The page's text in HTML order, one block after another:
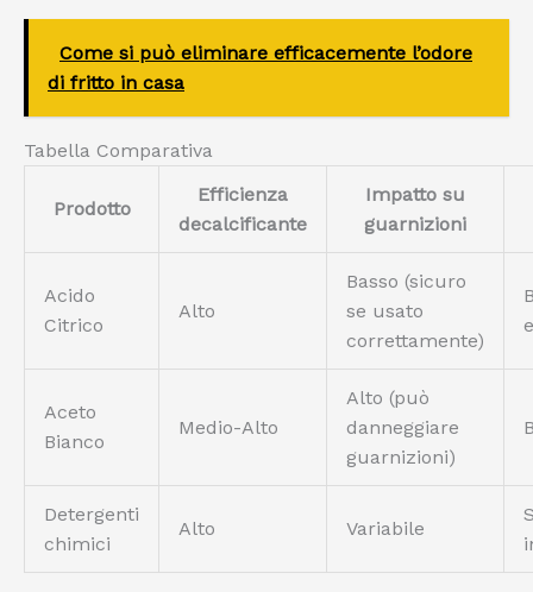
Come si può eliminare efficacemente l’odore
di fritto in casa
Tabella Comparativa
Prodotto
Efficienza
decalcificante
Impatto su
guarnizioni
Acido
Citrico
Alto
Basso (sicuro
se usato
correttamente)
Aceto
Bianco
Medio-Alto
Alto (può
danneggiare
guarnizioni)
Detergenti
chimici
Alto Variabile